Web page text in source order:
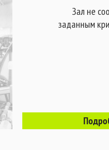
Зал не
заданным